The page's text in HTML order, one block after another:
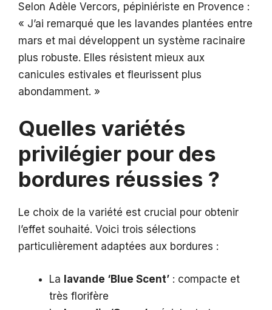
Selon Adèle Vercors, pépiniériste en Provence :
« J’ai remarqué que les lavandes plantées entre
mars et mai développent un système racinaire
plus robuste. Elles résistent mieux aux
canicules estivales et fleurissent plus
abondamment. »
Quelles variétés
privilégier pour des
bordures réussies ?
Le choix de la variété est crucial pour obtenir
l’effet souhaité. Voici trois sélections
particulièrement adaptées aux bordures :
La lavande ‘Blue Scent’ : compacte et
très florifère